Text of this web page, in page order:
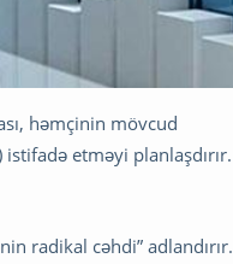
həmçinin mövcud
etməyi planlaşdırır.
radikal cəhdi” adlandırır.